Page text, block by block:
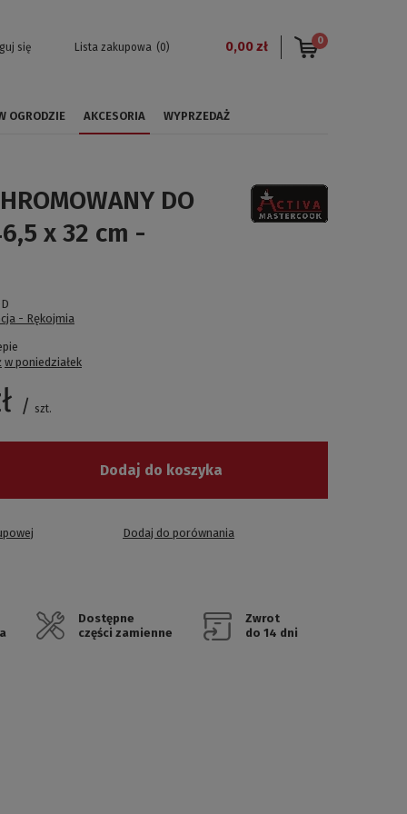
się Lista zakupowa (0) 0,00 zł 0
OGRODZIE AKCESORIA WYPRZEDAŻ
DO
x 32 cm -
- Rękojmia
w poniedziałek
/ szt.
Dodaj do koszyka
Dodaj do porównania
Dostępne
części zamienne
Zwrot
do 14 dni